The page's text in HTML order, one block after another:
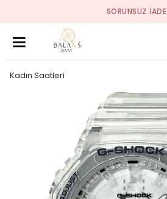
SORUNSUZ İADE
Kadın Saatleri